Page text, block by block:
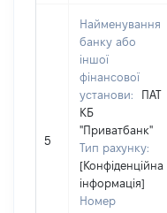
5
Найменування
банку або
іншої
фінансової
установи:
ПАТ
КБ
"Приватбанк"
Тип рахунку:
[Конфіденційна
інформація]
Номер